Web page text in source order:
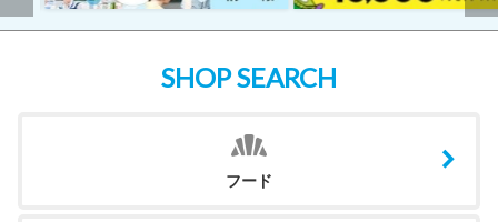
SHOP SEARCH
フード